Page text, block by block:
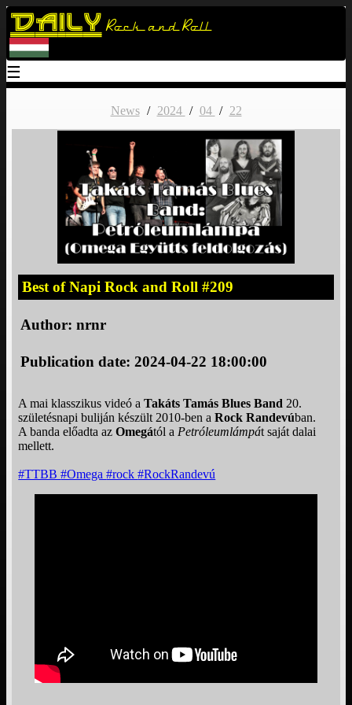
Daily Rock and Roll
☰
News / 2024 / 04 / 22
Best of Napi Rock and Roll #209
Author:nrnr
Publication date: 2024-04-22 18:00:00
A mai klasszikus videó aTakáts Tamás Blues Band 20.
születésnapi buliján készült 2010-ben aRock Randevúban.
A banda előadta azOmegától a Petróleumlámpát saját dalai
mellett.
#TTBB#Omega#rock#RockRandevú